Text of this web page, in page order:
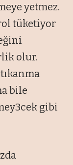
yetmez.
tüketiyor
olur.
bile
gibi